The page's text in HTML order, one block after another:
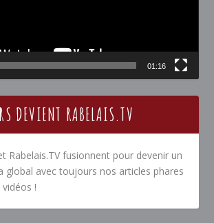
01:16
DEVIENT RABELAIS.TV
Rabelais.TV fusionnent pour devenir un
global avec toujours nos articles phares
!